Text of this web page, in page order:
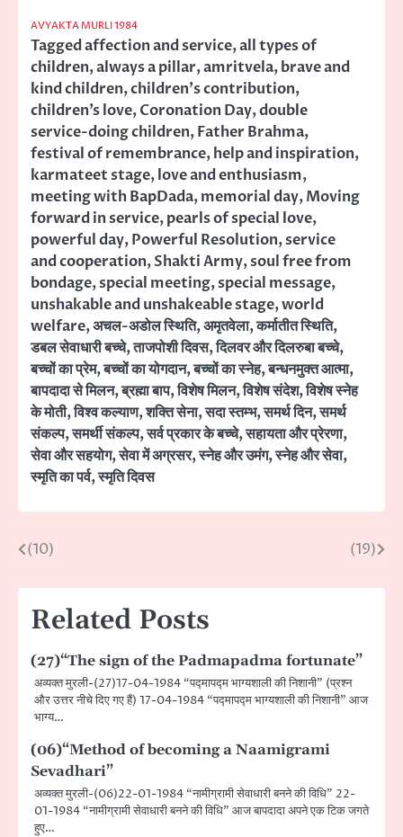
AVYAKTA MURLI 1984
Taggedaffection and service,all types of
children,always a pillar,amritvela,brave and
kind children,children's contribution,
children’s love,Coronation Day,double
service-doing children,Father Brahma,
festival of remembrance,help and inspiration,
karmateet stage,love and enthusiasm,
meeting with BapDada,memorial day,Moving
forward in service,pearls of special love,
powerful day,Powerful Resolution,service
and cooperation,Shakti Army,soul free from
bondage,special meeting,special message,
unshakable and unshakeable stage,world
welfare,अचल-अडोल स्थिति,अमृतवेला,कर्मातीत स्थिति,
डबल सेवाधारी बच्चे,ताजपोशी दिवस,दिलवर और दिलरुबा बच्चे,
बच्चों का प्रेम,बच्चों का योगदान,बच्चों का स्नेह,बन्धनमुक्त आत्मा,
बापदादा से मिलन,ब्रह्मा बाप,विशेष मिलन,विशेष संदेश,विशेष स्नेह
के मोती,विश्व कल्याण,शक्ति सेना,सदा स्तम्भ,समर्थ दिन,समर्थ
संकल्प,समर्थी संकल्प,सर्व प्रकार के बच्चे,सहायता और प्रेरणा,
सेवा और सहयोग,सेवा में अग्रसर,स्नेह और उमंग,स्नेह और सेवा,
स्मृति का पर्व,स्मृति दिवस
Post
navigation
(10) (19)
Related Posts
(27)“The sign of the Padmapadma fortunate”
अव्यक्त मुरली-(27)17-04-1984 “पद्मापद्म भाग्यशाली की निशानी” (प्रश्न
और उत्तर नीचे दिए गए हैं) 17-04-1984 “पद्मापद्म भाग्यशाली की निशानी” आज
भाग्य…
(06)“Method of becoming a Naamigrami
Sevadhari”
अव्यक्त मुरली-(06)22-01-1984 “नामीग्रामी सेवाधारी बनने की विधि” 22-
01-1984 “नामीग्रामी सेवाधारी बनने की विधि” आज बापदादा अपने एक टिक जगते
हुए…